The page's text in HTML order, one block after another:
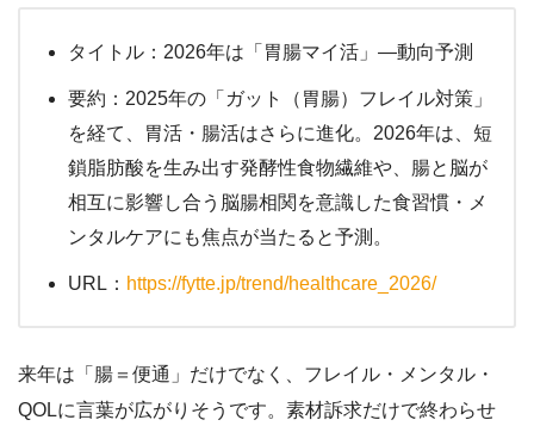
タイトル：2026年は「胃腸マイ活」—動向予測
要約：2025年の「ガット（胃腸）フレイル対策」
を経て、胃活・腸活はさらに進化。2026年は、短
鎖脂肪酸を生み出す発酵性食物繊維や、腸と脳が
相互に影響し合う脳腸相関を意識した食習慣・メ
ンタルケアにも焦点が当たると予測。
URL： https://fytte.jp/trend/healthcare_2026/
来年は「腸＝便通」だけでなく、フレイル・メンタル・
QOLに言葉が広がりそうです。素材訴求だけで終わらせ